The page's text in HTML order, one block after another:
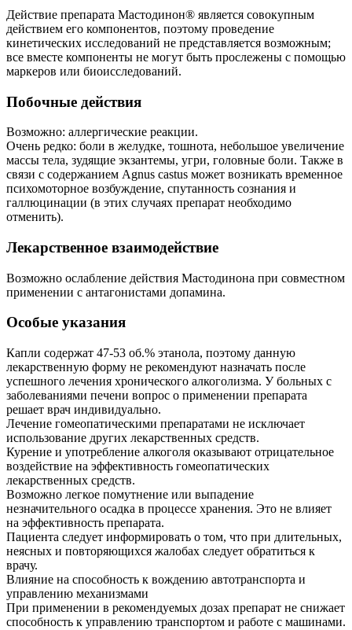
Действие препарата Мастодинон® является совокупным
действием его компонентов, поэтому проведение
кинетических исследований не представляется возможным;
все вместе компоненты не могут быть прослежены с помощью
маркеров или биоисследований.
Побочные действия
Возможно: аллергические реакции.
Очень редко: боли в желудке, тошнота, небольшое увеличение
массы тела, зудящие экзантемы, угри, головные боли. Также в
связи с содержанием Agnus castus может возникать временное
психомоторное возбуждение, спутанность сознания и
галлюцинации (в этих случаях препарат необходимо
отменить).
Лекарственное взаимодействие
Возможно ослабление действия Мастодинона при совместном
применении с антагонистами допамина.
Особые указания
Капли содержат 47-53 об.% этанола, поэтому данную
лекарственную форму не рекомендуют назначать после
успешного лечения хронического алкоголизма. У больных с
заболеваниями печени вопрос о применении препарата
решает врач индивидуально.
Лечение гомеопатическими препаратами не исключает
использование других лекарственных средств.
Курение и употребление алкоголя оказывают отрицательное
воздействие на эффективность гомеопатических
лекарственных средств.
Возможно легкое помутнение или выпадение
незначительного осадка в процессе хранения. Это не влияет
на эффективность препарата.
Пациента следует информировать о том, что при длительных,
неясных и повторяющихся жалобах следует обратиться к
врачу.
Влияние на способность к вождению автотранспорта и
управлению механизмами
При применении в рекомендуемых дозах препарат не снижает
способность к управлению транспортом и работе с машинами.